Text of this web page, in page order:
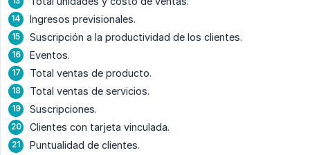
Ingresos previsionales.
Suscripción a la productividad de los clientes.
Eventos.
Total ventas de producto.
Total ventas de servicios.
Suscripciones.
Clientes con tarjeta vinculada.
Puntualidad de clientes.